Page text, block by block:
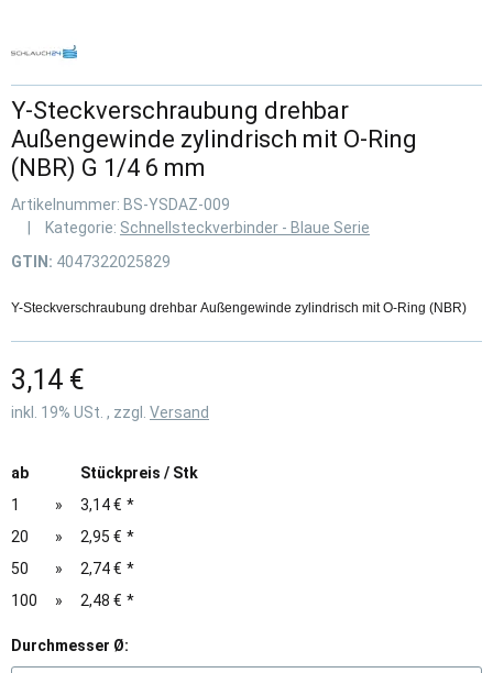
Y-Steckverschraubung drehbar
Außengewinde zylindrisch mit O-Ring
(NBR) G 1/4 6 mm
Artikelnummer: BS-YSDAZ-009
Kategorie: Schnellsteckverbinder - Blaue Serie
GTIN: 4047322025829
Y-Steckverschraubung drehbar Außengewinde zylindrisch mit O-Ring (NBR)
3,14 €
inkl. 19% USt. , zzgl. Versand
ab
Stückpreis / Stk
1
» 3,14 € *
20
» 2,95 € *
50
» 2,74 € *
100
» 2,48 € *
Durchmesser Ø: